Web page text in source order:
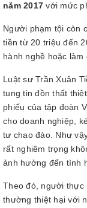
năm 2017 với mức
Người phạm tội còn
tiền từ 20 triệu đến
hành nghề hoặc làm
Luật sư Trần Xuân
tung tin đồn thất
phiếu của tập đoàn
cho doanh nghiệp,
tư chao đảo. Như
rất nghiêm trọng
ảnh hưởng đến tình
Theo đó, người thực
thường thiệt hại với